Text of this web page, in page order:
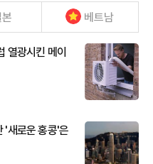
베트남
열광시킨 메이
'새로운 홍콩'은